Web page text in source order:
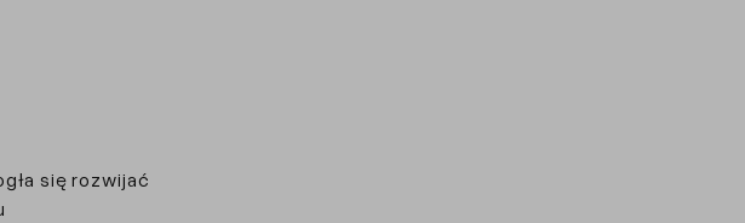
się rozwijać